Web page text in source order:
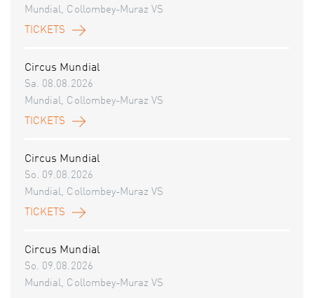
Mundial, Collombey-Muraz VS
TICKETS
Circus Mundial
Sa. 08.08.2026
Mundial, Collombey-Muraz VS
TICKETS
Circus Mundial
So. 09.08.2026
Mundial, Collombey-Muraz VS
TICKETS
Circus Mundial
So. 09.08.2026
Mundial, Collombey-Muraz VS